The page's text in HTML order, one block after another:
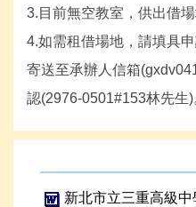
3.目前無空教室，供出借場
4.如需租借場地，請填具
寄送至承辦人信箱
認(2976-0501#153林先生)
新北市立三重高級